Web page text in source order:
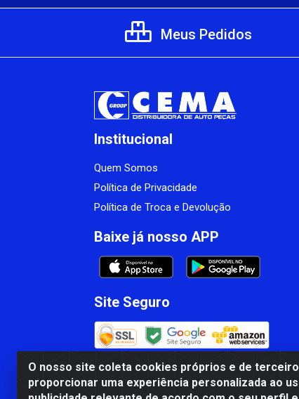
O nosso site coleta cookies próprios e de
proporcionar uma experiência personalizada ao
Meus Pedidos
Institucional
Quem Somos
Política de Privacidade
Política de Troca e Devolução
Baixe já nosso APP
Site Seguro
CBP MACEDO COMERCIO